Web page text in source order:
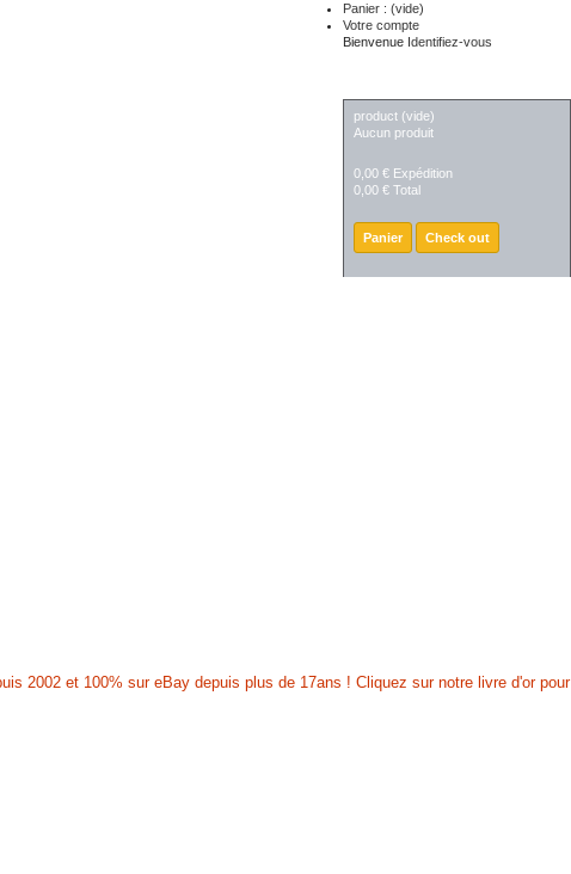
Panier : (vide)
Votre compte
Bienvenue Identifiez-vous
product (vide)
Aucun produit
0,00 € Expédition
0,00 € Total
Panier Check out
2002 et 100% sur eBay depuis plus de 17ans ! Cliquez sur notre livre d'or pour